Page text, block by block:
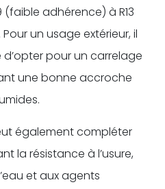
adhérence) à R13
un usage extérieur, il
pour un carrelage
une bonne accroche
également compléter
la résistance à l’usure,
et aux agents